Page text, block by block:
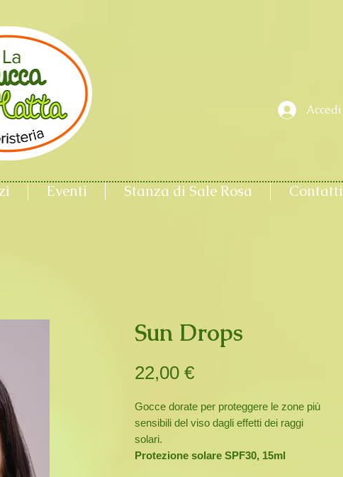
Accedi
Eventi Stanza di Sale Rosa Contatti
Sun Drops
22,00 €Prezzo
Gocce dorate per proteggere le zone più
sensibili del viso dagli effetti dei raggi
solari.
Protezione solare SPF30, 15ml